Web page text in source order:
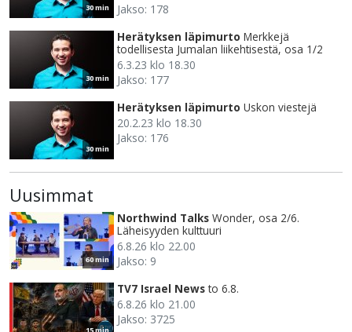
30 min
Jakso: 178
30 min
Herätyksen läpimurto Merkkejä
todellisesta Jumalan liikehtisestä, osa 1/2
6.3.23 klo 18.30
Jakso: 177
30 min
Herätyksen läpimurto Uskon viestejä
20.2.23 klo 18.30
Jakso: 176
Uusimmat
60 min
Northwind Talks Wonder, osa 2/6.
Läheisyyden kulttuuri
6.8.26 klo 22.00
Jakso: 9
TV7 Israel News to 6.8.
6.8.26 klo 21.00
Jakso: 3725